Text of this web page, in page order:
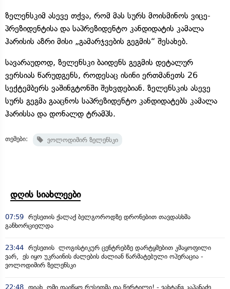
ზელენსკიმ ასევე თქვა, რომ მას სურს მოისმინოს ვიცე-
პრეზიდენტისა და საპრეზიდენტო კანდიდატის კამალა
ჰარისის აზრი მისი „გამარჯვების გეგმის“ შესახებ.
სავარაუდოდ, ზელენსკი ბაიდენს გეგმის დეტალურ
ვერსიას წარუდგენს, როდესაც ისინი ერთმანეთს 26
სექტემბერს ვაშინგტონში შეხვდებიან. ზელენსკის ასევე
სურს გეგმა გააცნოს საპრეზიდენტო კანდიდატებს კამალა
ჰარისსა და დონალდ ტრამპს.
თემები: ვოლოდიმირ ზელენსკი
დღის სიახლეები
07:59 რუსეთის ქალაქ ბელგოროდზე დრონებით თავდასხმა
განხორციელდა
23:44 რუსეთის ლოგისტიკურ ცენტრებზე დარტყმებით კმაყოფილი
ვარ, ეს იყო უკრაინის ძალების ძალიან წარმატებული ოპერაცია -
ვოლოდიმირ ზელენსკი
22:48 დიახ, ომი დაიწყო რუსეთმა და წერტილი! - ვახტანგ კაპანაძე